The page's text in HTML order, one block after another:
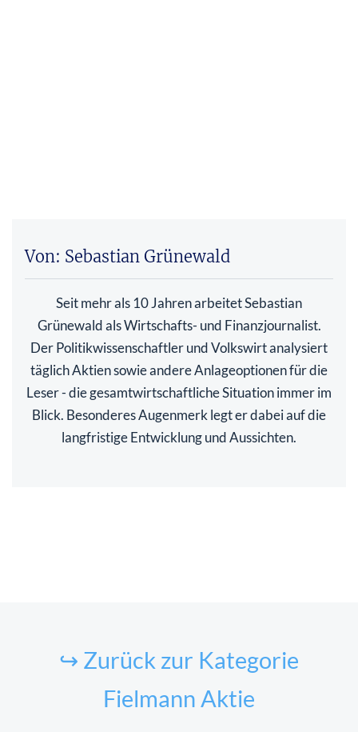
Von: Sebastian Grünewald
Seit mehr als 10 Jahren arbeitet Sebastian
Grünewald als Wirtschafts- und Finanzjournalist.
Der Politikwissenschaftler und Volkswirt analysiert
täglich Aktien sowie andere Anlageoptionen für die
Leser - die gesamtwirtschaftliche Situation immer im
Blick. Besonderes Augenmerk legt er dabei auf die
langfristige Entwicklung und Aussichten.
↪ Zurück zur Kategorie
Fielmann Aktie